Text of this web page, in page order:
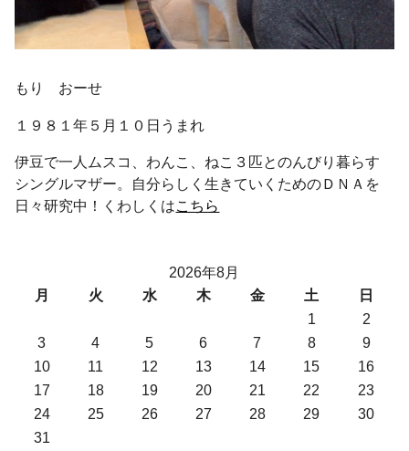
もり おーせ
１９８１年５月１０日うまれ
伊豆で一人ムスコ、わんこ、ねこ３匹とのんびり暮らす
シングルマザー。自分らしく生きていくためのＤＮＡを
日々研究中！くわしくはこちら
2026年8月
月
火 水 木 金 土
日
1
2
3
4 5 6 7 8
9
10
11 12 13 14 15
16
17
18 19 20 21 22
23
24
25 26 27 28 29
30
31